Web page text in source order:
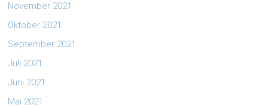
November 2021
Oktober 2021
September 2021
Juli 2021
Juni 2021
Mai 2021